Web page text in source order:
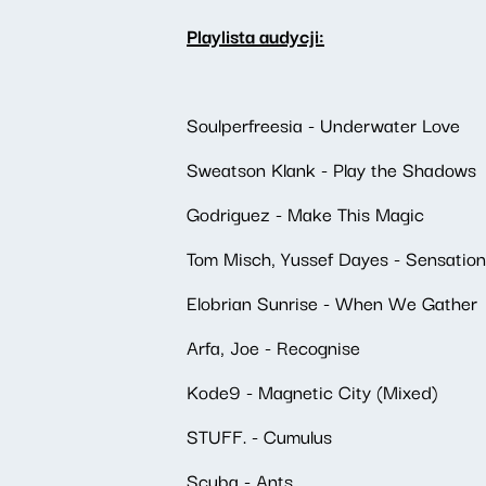
Playlista audycji:
Soulperfreesia - Underwater Love
Sweatson Klank - Play the Shadows
Godriguez - Make This Magic
Tom Misch, Yussef Dayes -
Elobrian Sunrise - When We Gather
Arfa, Joe - Recognise
Kode9 - Magnetic City (Mixed)
STUFF. - Cumulus
Scuba - Ants